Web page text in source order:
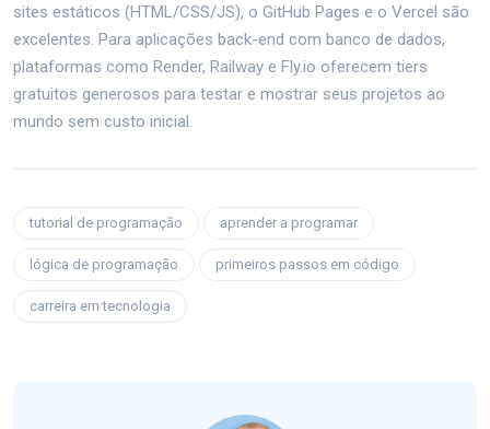
sites estáticos (HTML/CSS/JS), o GitHub Pages e o Vercel são
excelentes. Para aplicações back-end com banco de dados,
plataformas como Render, Railway e Fly.io oferecem tiers
gratuitos generosos para testar e mostrar seus projetos ao
mundo sem custo inicial.
tutorial de programação aprender a programar
lógica de programação primeiros passos em código
carreira em tecnologia